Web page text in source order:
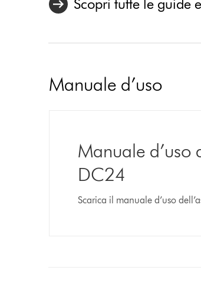
Scopri tutte le guide
Manuale d’uso
Manuale d’uso
DC24
Scarica il manuale d’uso